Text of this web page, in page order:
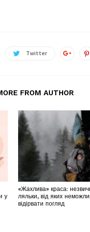
Twitter
FROM AUTHOR
у
«Жахлива» краса:
ляльки, від яких
відірвати погляд